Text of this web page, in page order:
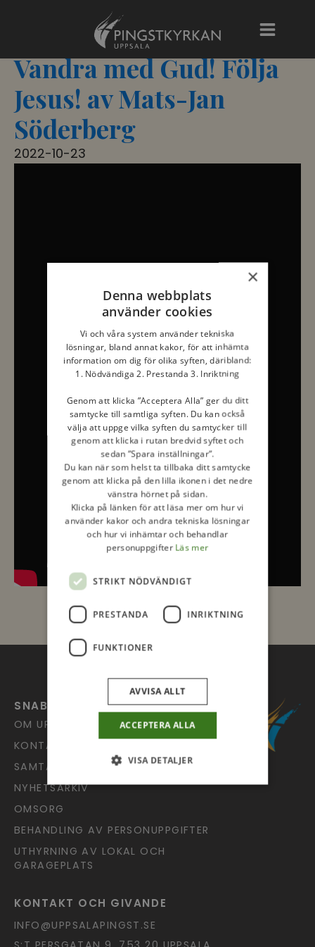
Vandra med Gud! Följa
Jesus! av Mats-Jan
Söderberg
2022-10-23
SNABBLÄNKAR
OM UPPSALA PINGST
KONTAKT
SAMTALSJOUREN
NYHETSARKIV
OMSORG
BEHANDLING AV PERSONUPPGIFTER
UTHYRNING AV LOKAL OCH
GARAGEPLATS
KONTAKT OCH GIVANDE
INFO@UPPSALAPINGST.SE
×
Denna webbplats
använder cookies
Vi och våra system använder tekniska
lösningar, bland annat kakor, för att inhämta
information om dig för olika syften, däribland:
1. Nödvändiga 2. Prestanda 3. Inriktning
Genom att klicka ”Acceptera Alla” ger du ditt
samtycke till samtliga syften. Du kan också
välja att uppge vilka syften du samtycker till
genom att klicka i rutan bredvid syftet och
sedan ”Spara inställningar”.
Du kan när som helst ta tillbaka ditt samtycke
genom att klicka på den lilla ikonen i det nedre
vänstra hörnet på sidan.
Klicka på länken för att läsa mer om hur vi
använder kakor och andra tekniska lösningar
och hur vi inhämtar och behandlar
personuppgifter Läs mer
STRIKT NÖDVÄNDIGT
PRESTANDA INRIKTNING
FUNKTIONER
ACCEPTERA ALLA
AVVISA ALLT
VISA DETALJER